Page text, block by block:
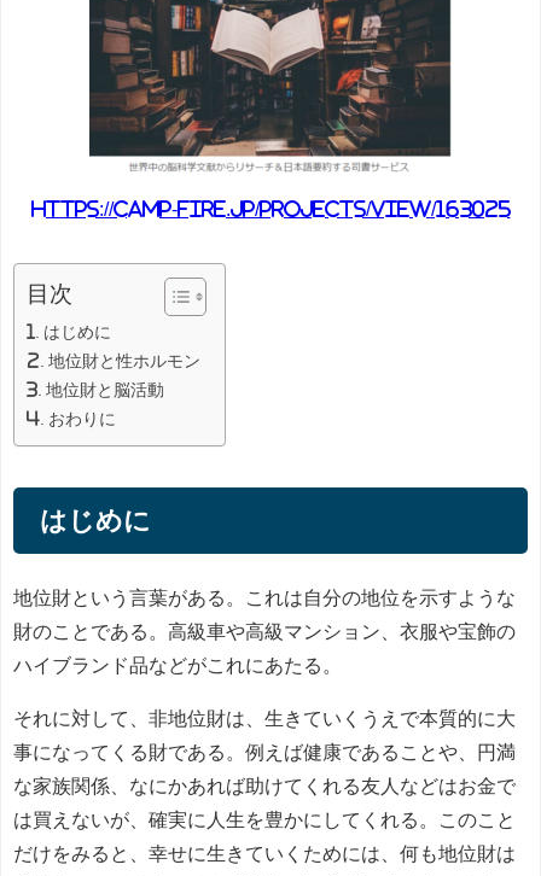
https://camp-fire.jp/projects/view/163025
目次
はじめに
地位財と性ホルモン
地位財と脳活動
おわりに
はじめに
地位財という言葉がある。これは自分の地位を示すような
財のことである。高級車や高級マンション、衣服や宝飾の
ハイブランド品などがこれにあたる。
それに対して、非地位財は、生きていくうえで本質的に大
事になってくる財である。例えば健康であることや、円満
な家族関係、なにかあれば助けてくれる友人などはお金で
は買えないが、確実に人生を豊かにしてくれる。このこと
だけをみると、幸せに生きていくためには、何も地位財は